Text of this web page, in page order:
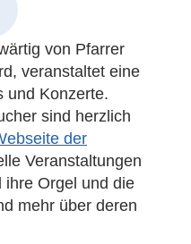
von Pfarrer
veranstaltet eine
und Konzerte.
sind herzlich
der
Veranstaltungen
ihre Orgel und die
mehr über deren